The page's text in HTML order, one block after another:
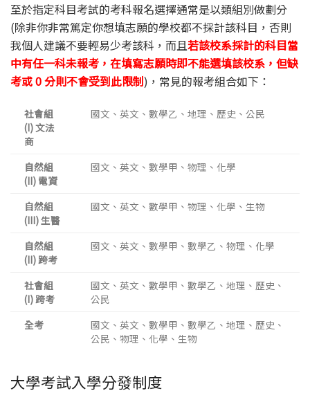
至於指定科目考試的考科報名選擇通常是以類組別做劃分
(除非你非常篤定你想填志願的學校都不採計該科目，否則
我個人建議不要輕易少考該科，而且若該校系採計的科目當
中有任一科未報考，在填寫志願時即不能選填該校系，但缺
考或 0 分則不會受到此限制)，常見的報考組合如下：
社會組
(I) 文法
商
國文、英文、數學乙、地理、歷史、公民
自然組
(II) 電資
國文、英文、數學甲、物理、化學
自然組
(III) 生醫
國文、英文、數學甲、物理、化學、生物
自然組
(II) 跨考
國文、英文、數學甲、數學乙、物理、化學
社會組
(I) 跨考
國文、英文、數學甲、數學乙、地理、歷史、
公民
全考
國文、英文、數學甲、數學乙、地理、歷史、
公民、物理、化學、生物
大學考試入學分發制度